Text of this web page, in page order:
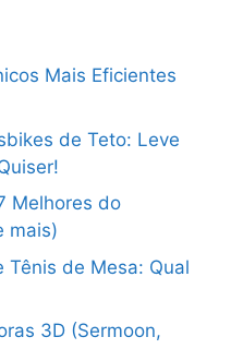
Mais Eficientes
de Teto: Leve
Melhores do
mais)
Tênis de Mesa: Qual
3D (Sermoon,